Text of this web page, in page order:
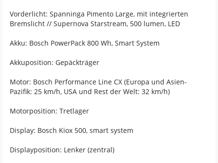
Vorderlicht: Spanninga Pimento Large, mit integrierten
Bremslicht // Supernova Starstream, 500 lumen, LED
Akku: Bosch PowerPack 800 Wh, Smart System
Akkuposition: Gepäckträger
Motor: Bosch Performance Line CX (Europa und Asien-
Pazifik: 25 km/h, USA und Rest der Welt: 32 km/h)
Motorposition: Tretlager
Display: Bosch Kiox 500, smart system
Displayposition: Lenker (zentral)